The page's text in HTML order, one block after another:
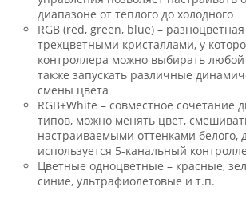
диапазоне от теплого до холодного
RGB (red, green, blue) –
трехцветными кристаллами, у
контроллера можно выбирать любой
также запускать различные
смены цвета
RGB+White – совместное сочетание
типов, можно менять цвет,
настраиваемыми оттенками белого,
используется 5-канальный
Цветные одноцветные – красные,
синие, ультрафиолетовые и т.п.